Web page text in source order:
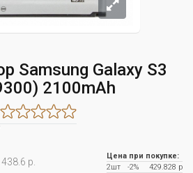
Samsung Galaxy S3
2100mAh
438.6 р.
Цена при покупке:
2шт
-2%
429.828 р